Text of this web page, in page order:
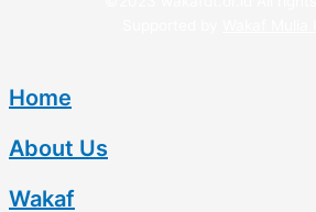
Home
About Us
Wakaf